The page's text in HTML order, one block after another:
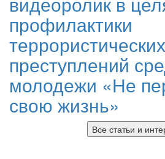
профилактики
террористических
преступлений
молодежи «Не
свою жизнь»
Все статьи и